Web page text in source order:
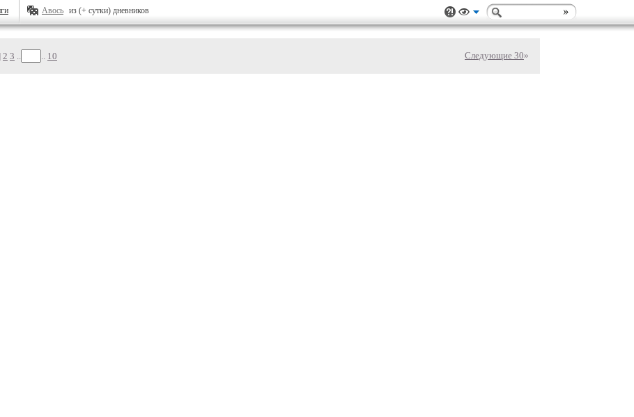
Авось из (+ сутки) дневников
2 3 .. .. 10 Следующие 30»